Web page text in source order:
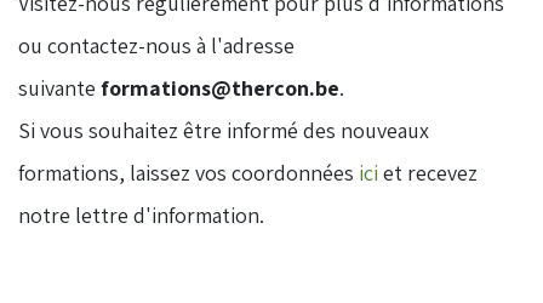
ou contactez-nous à l'adresse
suivante formations@thercon.be.
​Si vous souhaitez être informé des nouveaux
formations, laissez vos coordonnées ici et recevez
notre lettre d'information.